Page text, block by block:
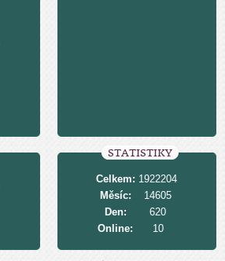
STATISTIKY
Online: 10
Celkem: 1922204
Měsíc:
14605
Den:
620